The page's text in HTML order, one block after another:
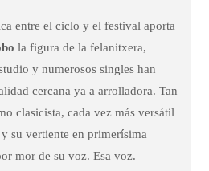
entre el ciclo y el festival aporta
la figura de la felanitxera,
y numerosos singles han
cercana ya a arrolladora. Tan
clasicista, cada vez más versátil
su vertiente en primerísima
mor de su voz. Esa voz.